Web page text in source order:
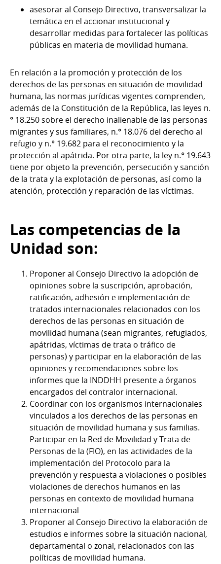
asesorar al Consejo Directivo, transversalizar la
temática en el accionar institucional y
desarrollar medidas para fortalecer las políticas
públicas en materia de movilidad humana.
En relación a la promoción y protección de los
derechos de las personas en situación de movilidad
humana, las normas jurídicas vigentes comprenden,
además de la Constitución de la República, las leyes n.
° 18.250 sobre el derecho inalienable de las personas
migrantes y sus familiares, n.° 18.076 del derecho al
refugio y n.° 19.682 para el reconocimiento y la
protección al apátrida. Por otra parte, la ley n.° 19.643
tiene por objeto la prevención, persecución y sanción
de la trata y la explotación de personas, así como la
atención, protección y reparación de las víctimas.
Las competencias de la
Unidad son:
Proponer al Consejo Directivo la adopción de
opiniones sobre la suscripción, aprobación,
ratificación, adhesión e implementación de
tratados internacionales relacionados con los
derechos de las personas en situación de
movilidad humana (sean migrantes, refugiados,
apátridas, víctimas de trata o tráfico de
personas) y participar en la elaboración de las
opiniones y recomendaciones sobre los
informes que la INDDHH presente a órganos
encargados del contralor internacional.
Coordinar con los organismos internacionales
vinculados a los derechos de las personas en
situación de movilidad humana y sus familias.
Participar en la Red de Movilidad y Trata de
Personas de la (FIO), en las actividades de la
implementación del Protocolo para la
prevención y respuesta a violaciones o posibles
violaciones de derechos humanos en las
personas en contexto de movilidad humana
internacional
Proponer al Consejo Directivo la elaboración de
estudios e informes sobre la situación nacional,
departamental o zonal, relacionados con las
políticas de movilidad humana.